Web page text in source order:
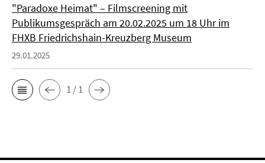
"Paradoxe Heimat" – Filmscreening mit
Publikumsgespräch am 20.02.2025 um 18 Uhr im
FHXB Friedrichshain-Kreuzberg Museum
29.01.2025
1 / 1